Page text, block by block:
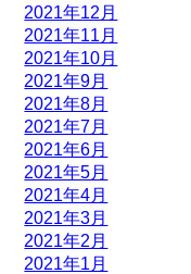
2021年12月
2021年11月
2021年10月
2021年9月
2021年8月
2021年7月
2021年6月
2021年5月
2021年4月
2021年3月
2021年2月
2021年1月